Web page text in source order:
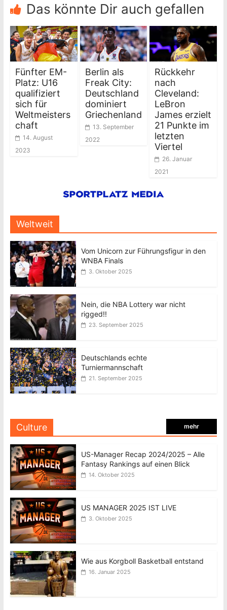
Das könnte Dir auch gefallen
Fünfter EM-
Platz: U16
qualifiziert
sich für
Weltmeisters
chaft
14. August
2023
Berlin als
Freak City:
Deutschland
dominiert
Griechenland
13. September
2022
Rückkehr
nach
Cleveland:
LeBron
James erzielt
21 Punkte im
letzten
Viertel
26. Januar
2021
Weltweit
Vom Unicorn zur Führungsfigur in den
WNBA Finals
3. Oktober 2025
Nein, die NBA Lottery war nicht
rigged!!
23. September 2025
Deutschlands echte
Turniermannschaft
21. September 2025
Culture mehr
US-Manager Recap 2024/2025 – Alle
Fantasy Rankings auf einen Blick
14. Oktober 2025
US MANAGER 2025 IST LIVE
3. Oktober 2025
Wie aus Korgboll Basketball entstand
16. Januar 2025